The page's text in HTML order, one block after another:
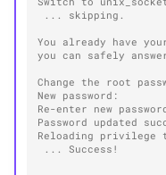
... skipping.
You already have
you can safely
Change the root
New password:
Re-enter new
Password updated
Reloading privilege
... Success!